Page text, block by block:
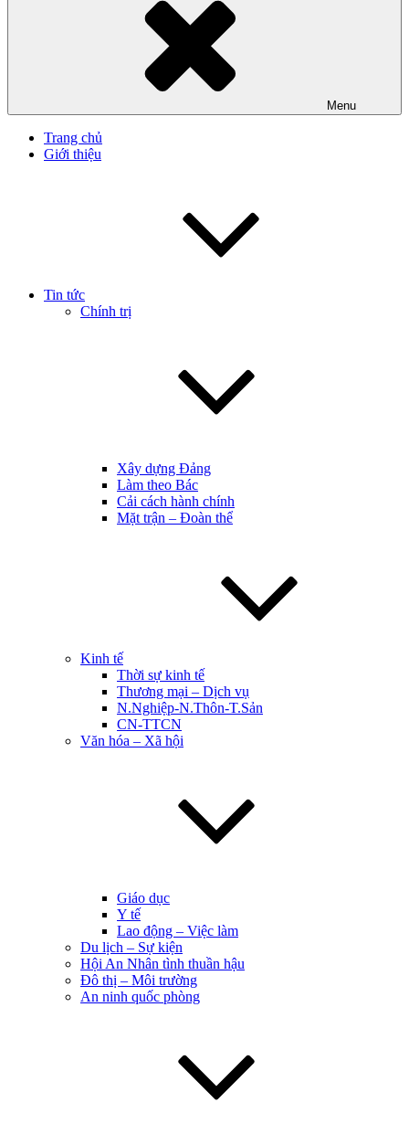
Menu
Trang chủ
Giới thiệu
Tin tức
Chính trị
Xây dựng Đảng
Làm theo Bác
Cải cách hành chính
Mặt trận – Đoàn thể
Kinh tế
Thời sự kinh tế
Thương mại – Dịch vụ
N.Nghiệp-N.Thôn-T.Sản
CN-TTCN
Văn hóa – Xã hội
Giáo dục
Y tế
Lao động – Việc làm
Du lịch – Sự kiện
Hội An Nhân tình thuần hậu
Đô thị – Môi trường
An ninh quốc phòng